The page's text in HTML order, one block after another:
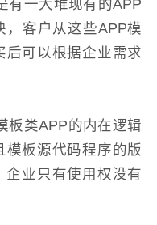
一大堆现有的APP
，客户从这些APP模
后可以根据企业需求
类APP的内在逻辑
模板源代码程序的版
企业只有使用权没有